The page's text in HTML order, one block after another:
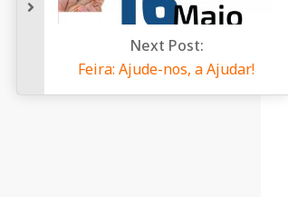
Next Post:
Feira: Ajude-nos, a Ajudar!